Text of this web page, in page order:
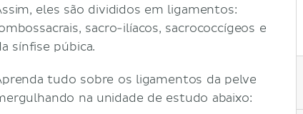
eles são divididos em ligamentos:
sacro-ilíacos, sacrococcígeos e
sínfise púbica.
tudo sobre os ligamentos da pelve
na unidade de estudo abaixo: